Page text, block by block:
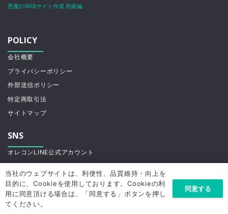
悪魔のWEBサイト作成 初級編
POLICY
会社概要
プライバシーポリシー
外部送信ポリシー
特定商取引法
サイトマップ
SNS
オレコンLINE公式アカウント
メルマガ配信
当社のウェブサイトは、利便性、品質維持・向上を
目的に、Cookieを使用しております。Cookieの利
用に同意頂ける場合は、「同意する」ボタンを押し
てください。
同意する